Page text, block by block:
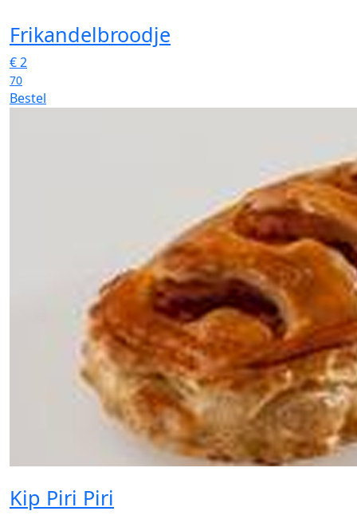
Frikandelbroodje
€2
70
Bestel
Kip Piri Piri